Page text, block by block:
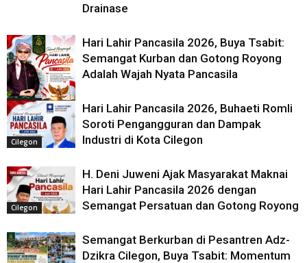
Drainase
Cilegon
Hari Lahir Pancasila 2026, Buya Tsabit:
Semangat Kurban dan Gotong Royong
Adalah Wajah Nyata Pancasila
Cilegon
Hari Lahir Pancasila 2026, Buhaeti Romli
Soroti Pengangguran dan Dampak
Industri di Kota Cilegon
Cilegon
H. Deni Juweni Ajak Masyarakat Maknai
Hari Lahir Pancasila 2026 dengan
Semangat Persatuan dan Gotong Royong
Semangat Berkurban di Pesantren Adz-
Dzikra Cilegon, Buya Tsabit: Momentum